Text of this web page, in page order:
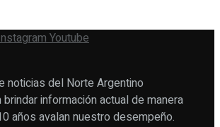
Youtube
noticias del Norte Argentino
información actual de manera
años avalan nuestro desempeño.